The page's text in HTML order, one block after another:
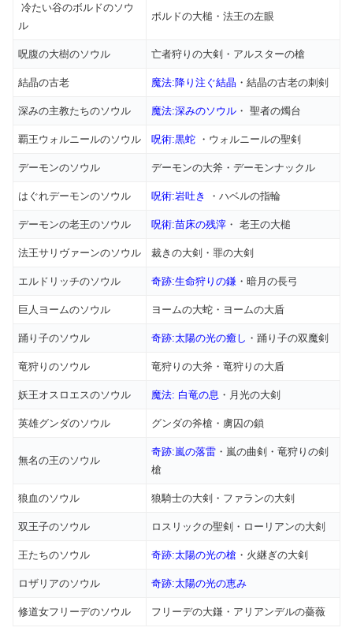
冷たい谷のボルドのソウ
ル
ボルドの大槌・法王の左眼
呪腹の大樹のソウル 亡者狩りの大剣・アルスターの槍
結晶の古老 魔法:降り注ぐ結晶 ・結晶の古老の刺剣
深みの主教たちのソウル 魔法:深みのソウル ・ 聖者の燭台
覇王ウォルニールのソウル 呪術:黒蛇 ・ウォルニールの聖剣
デーモンのソウル デーモンの大斧・デーモンナックル
はぐれデーモンのソウル 呪術:岩吐き ・ハベルの指輪
デーモンの老王のソウル 呪術:苗床の残滓 ・ 老王の大槌
法王サリヴァーンのソウル 裁きの大剣・罪の大剣
エルドリッチのソウル 奇跡:生命狩りの鎌 ・暗月の長弓
巨人ヨームのソウル ヨームの大蛇・ヨームの大盾
踊り子のソウル 奇跡:太陽の光の癒し ・踊り子の双魔剣
竜狩りのソウル 竜狩りの大斧・竜狩りの大盾
妖王オスロエスのソウル 魔法: 白竜の息 ・月光の大剣
英雄グンダのソウル グンダの斧槍・虜囚の鎖
無名の王のソウル
奇跡:嵐の落雷 ・嵐の曲剣・竜狩りの剣
槍
狼血のソウル 狼騎士の大剣・ファランの大剣
双王子のソウル ロスリックの聖剣・ローリアンの大剣
王たちのソウル 奇跡:太陽の光の槍 ・火継ぎの大剣
ロザリアのソウル 奇跡:太陽の光の恵み
修道女フリーデのソウル フリーデの大鎌・アリアンデルの薔薇